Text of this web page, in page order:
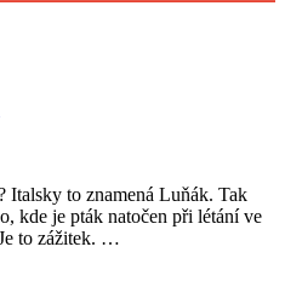
Italsky to znamená Luňák. Tak
kde je pták natočen při létání ve
to zážitek. …